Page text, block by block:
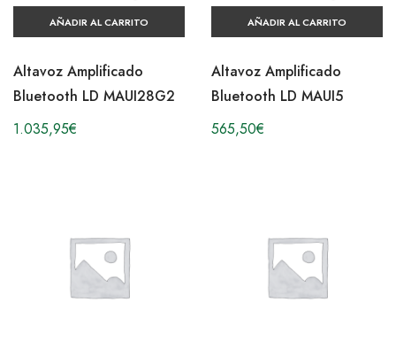
AÑADIR AL CARRITO
Altavoz Amplificado
Bluetooth LD MAUI28G2
1.035,95€
AÑADIR AL CARRITO
Altavoz Amplificado
Bluetooth LD MAUI5
565,50€